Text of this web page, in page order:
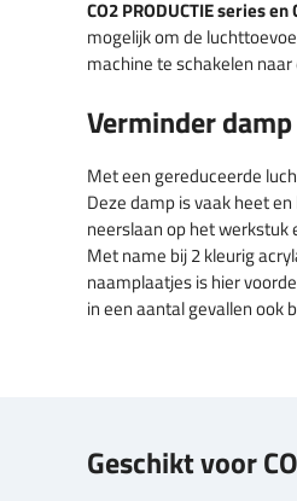
CO2 PRODUCTIE series en
mogelijk om de
machine te schakelen
Verminder
Met een gereduceerde
Deze damp is vaak heet
neerslaan op het
Met name bij 2 kleurig
naamplaatjes is hier
in een aantal gevallen ook
Geschikt voor